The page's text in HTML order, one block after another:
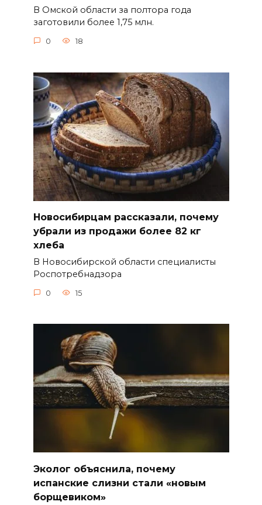
В Омской области за полтора года
заготовили более 1,75 млн.
0 18
Новосибирцам рассказали, почему
убрали из продажи более 82 кг
хлеба
В Новосибирской области специалисты
Роспотребнадзора
0 15
Эколог объяснила, почему
испанские слизни стали «новым
борщевиком»